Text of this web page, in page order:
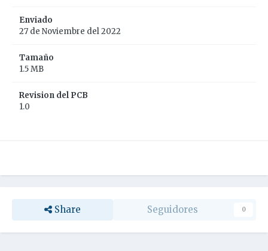
Enviado
27 de Noviembre del 2022
Tamaño
1.5 MB
Revision del PCB
1.0
Share Seguidores 0